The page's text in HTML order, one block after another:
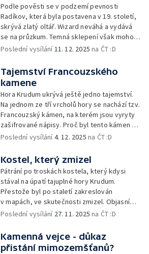
Podle pověsti se v podzemí pevnosti
Radíkov, která byla postavena v 19. století,
skrývá zlatý oltář. Wizard neváhá a vydává
se na průzkum. Temná sklepení však mohou
být nebezpečná...
Poslední vysílání11. 12. 2025 na ČT :D
Tajemství Francouzského
kamene
Hora Krudum ukrývá ještě jedno tajemství.
Na jednom ze tří vrcholů hory se nachází tzv.
Francouzský kámen, na kterém jsou vyryty
zašifrované nápisy. Proč byl tento kámen na
kopci vztyčen?
Poslední vysílání4. 12. 2025 na ČT :D
Kostel, který zmizel
Pátrání po troskách kostela, který kdysi
stával na úpatí tajuplné hory Krudum.
Přestože byl po staletí zakreslován
v mapách, ve skutečnosti zmizel. Objasní
tuto záhadu Wizard?
Poslední vysílání 27. 11. 2025 na ČT :D
Kamenná vejce - důkaz
přistání mimozemšťanů?